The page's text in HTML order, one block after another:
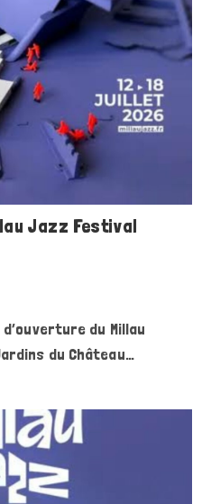
Jazz Festival
du Millau
du Château…